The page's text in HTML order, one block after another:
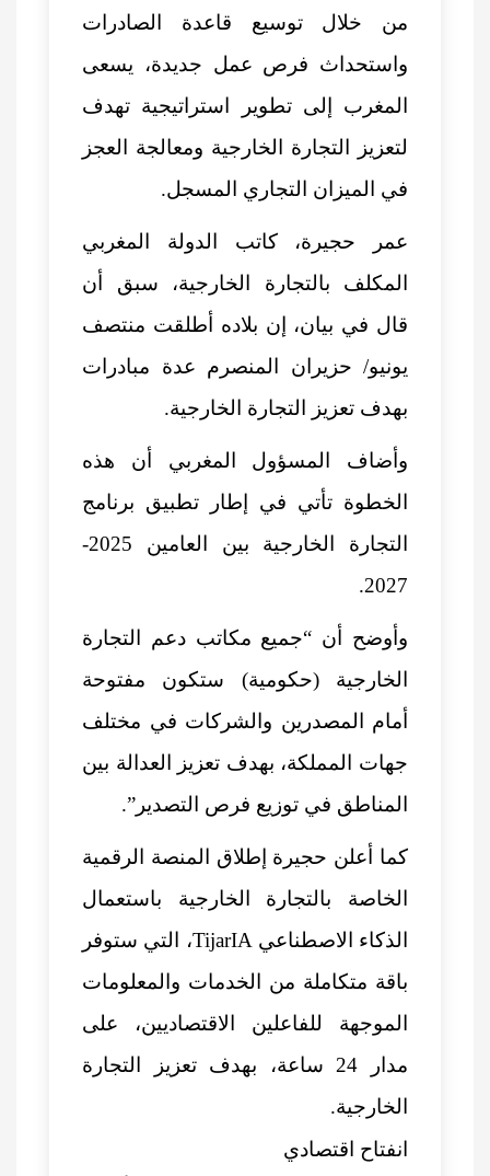
من خلال توسيع قاعدة الصادرات
واستحداث فرص عمل جديدة، يسعى
المغرب إلى تطوير استراتيجية تهدف
لتعزيز التجارة الخارجية ومعالجة العجز
في الميزان التجاري المسجل.
عمر حجيرة، كاتب الدولة المغربي
المكلف بالتجارة الخارجية، سبق أن
قال في بيان، إن بلاده أطلقت منتصف
يونيو/ حزيران المنصرم عدة مبادرات
بهدف تعزيز التجارة الخارجية.
وأضاف المسؤول المغربي أن هذه
الخطوة تأتي في إطار تطبيق برنامج
التجارة الخارجية بين العامين 2025-
2027.
وأوضح أن “جميع مكاتب دعم التجارة
الخارجية (حكومية) ستكون مفتوحة
أمام المصدرين والشركات في مختلف
جهات المملكة، بهدف تعزيز العدالة بين
المناطق في توزيع فرص التصدير”.
كما أعلن حجيرة إطلاق المنصة الرقمية
الخاصة بالتجارة الخارجية باستعمال
الذكاء الاصطناعي TijarIA، التي ستوفر
باقة متكاملة من الخدمات والمعلومات
الموجهة للفاعلين الاقتصاديين، على
مدار 24 ساعة، بهدف تعزيز التجارة
الخارجية.
انفتاح اقتصادي